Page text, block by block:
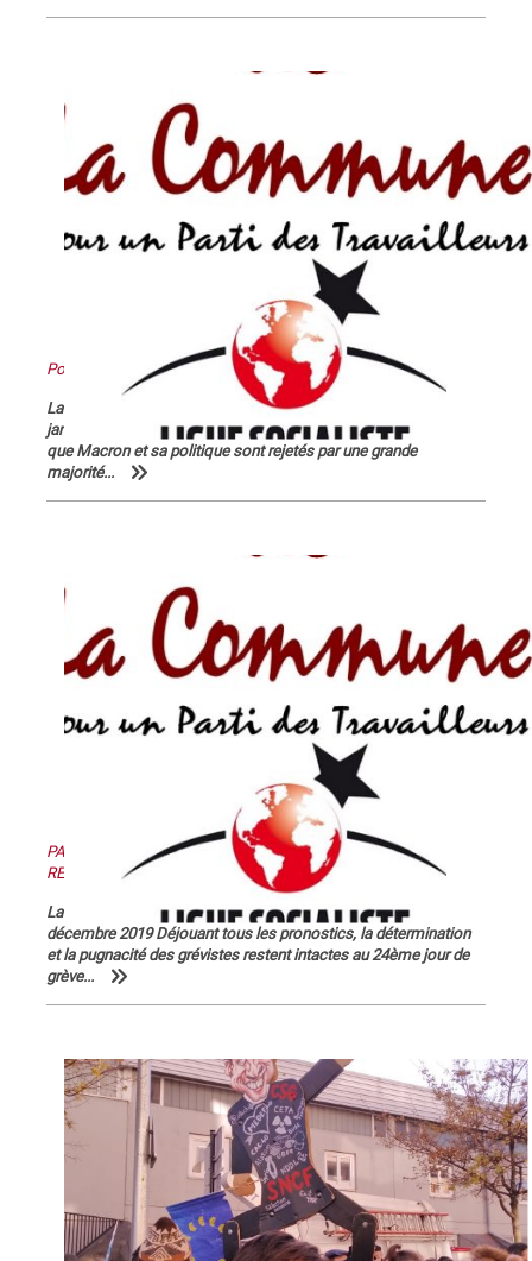
Pour en finir avec Macron !
La Lettre de La Commune, nouvelle série, n° 124 - Jeudi 30
janvier 2020 Après 56 jours d’un conflit historique, c’est peu dire
que Macron et sa politique sont rejetés par une grande
majorité...
PAS DE RETRAIT, PAS DE TRÊVE ! PAS DE RETRAIT, PAS DE
RENTRÉE !
La Lettre de La Commune, nouvelle série, n° 123 - Samedi 28
décembre 2019 Déjouant tous les pronostics, la détermination
et la pugnacité des grévistes restent intactes au 24ème jour de
grève...